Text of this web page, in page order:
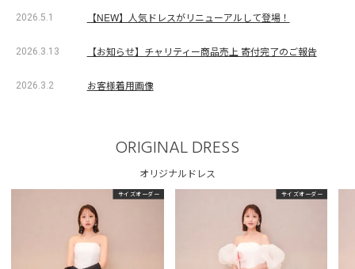
2026.5.1 【NEW】人気ドレスがリニューアルして登場！
2026.3.13 【お知らせ】チャリティー商品売上 寄付完了のご報告
2026.3.2 お客様着用画像
ORIGINAL DRESS
オリジナルドレス
サイズオーダー サイズオーダー